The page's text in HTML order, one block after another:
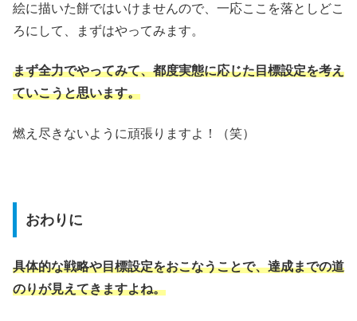
絵に描いた餅ではいけませんので、一応ここを落としどこ
ろにして、まずはやってみます。
まず全力でやってみて、都度実態に応じた目標設定を考え
ていこうと思います。
燃え尽きないように頑張りますよ！（笑）
おわりに
具体的な戦略や目標設定をおこなうことで、達成までの道
のりが見えてきますよね。